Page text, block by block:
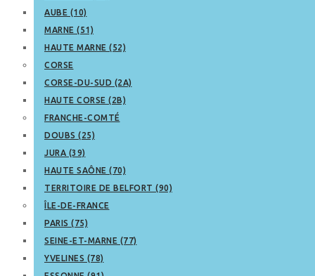
AUBE (10)
MARNE (51)
HAUTE MARNE (52)
CORSE
CORSE-DU-SUD (2A)
HAUTE CORSE (2B)
FRANCHE-COMTÉ
DOUBS (25)
JURA (39)
HAUTE SAÔNE (70)
TERRITOIRE DE BELFORT (90)
ÎLE-DE-FRANCE
PARIS (75)
SEINE-ET-MARNE (77)
YVELINES (78)